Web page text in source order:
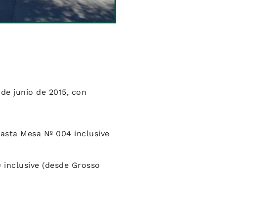
junio de 2015, con
Mesa Nº 004 inclusive
inclusive (desde Grosso